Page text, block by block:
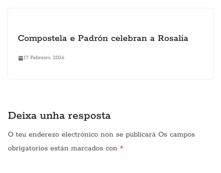
Compostela e Padrón celebran a Rosalía
17 Febreiro, 2026
Deixa unha resposta
O teu enderezo electrónico non se publicará Os campos
obrigatorios están marcados con *